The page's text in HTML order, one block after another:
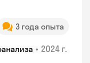
3 года опыта
• 2024 г.